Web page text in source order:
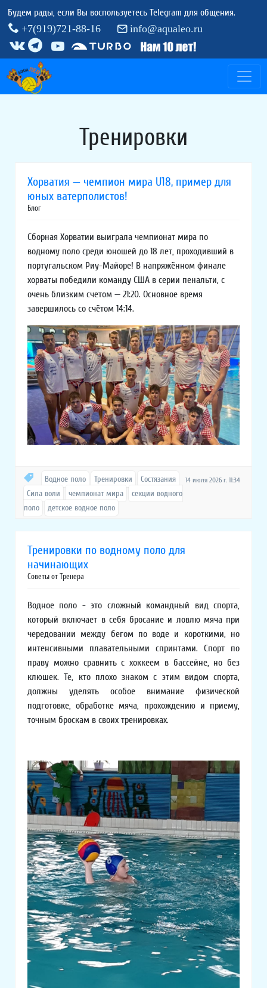
Будем рады, если Вы воспользуетесь Telegram для общения.
+7(919)721-88-16
info@aqualeo.ru
Тренировки
Хорватия — чемпион мира U18, пример для
юных ватерполистов!
Блог
Сборная Хорватии выиграла чемпионат мира по
водному поло среди юношей до 18 лет, проходивший в
португальском Риу-Майоре! В напряжённом финале
хорваты победили команду США в серии пенальти, с
очень близким счетом — 21:20. Основное время
завершилось со счётом 14:14.
14 июля 2026 г. 11:34
Водное поло Тренировки
Состязания
Сила воли
чемпионат мира
секции водного
поло
детское водное поло
Тренировки по водному поло для
начинающих
Советы от Тренера
Водное поло - это сложный командный вид спорта,
который включает в себя бросание и ловлю мяча при
чередовании между бегом по воде и короткими, но
интенсивными плавательными спринтами. Спорт по
праву можно сравнить с хоккеем в бассейне, но без
клюшек. Те, кто плохо знаком с этим видом спорта,
должны уделять особое внимание физической
подготовке, обработке мяча, прохождению и приему,
точным броскам в своих тренировках.